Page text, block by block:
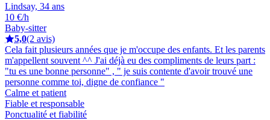
Lindsay, 34 ans
10 €/h
Baby-sitter
5,0(2 avis)
Cela fait plusieurs années que je m'occupe des enfants. Et les parents
m'appellent souvent ^^ J'ai déjà eu des compliments de leurs part :
"tu es une bonne personne" , " je suis contente d'avoir trouvé une
personne comme toi, digne de confiance "
Calme et patient
Fiable et responsable
Ponctualité et fiabilité